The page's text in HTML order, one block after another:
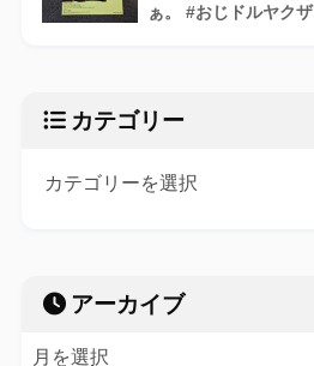
ぁ。 #おじドルヤクザ
カテゴリー
アーカイブ